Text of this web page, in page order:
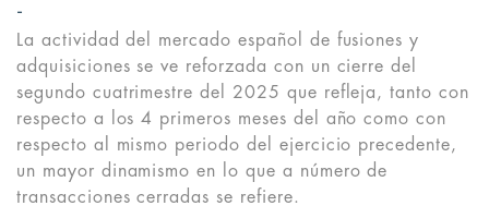
La actividad del mercado español de fusiones y
adquisiciones se ve reforzada con un cierre del
segundo cuatrimestre del 2025 que refleja, tanto con
respecto a los 4 primeros meses del año como con
respecto al mismo periodo del ejercicio precedente,
un mayor dinamismo en lo que a número de
transacciones cerradas se refiere.